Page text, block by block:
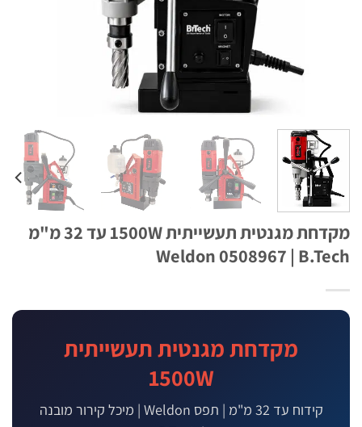
מקדחת מגנטית תעשייתית 1500W עד 32 מ"מ
Weldon 0508967 |
מקדחת מגנטית תעשייתית
1500W
קידוח עד 32 מ"מ | תפס Weldon | מיכל קירור מובנה